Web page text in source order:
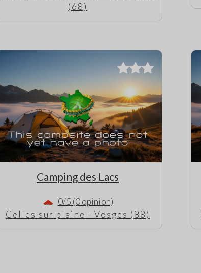
(68)
Camping des Lacs
0/5 (0 opinion)
Celles sur plaine - Vosges (88)